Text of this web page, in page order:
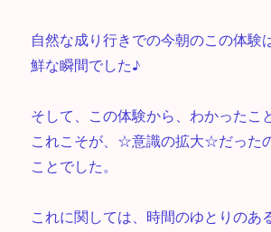
自然な成り行きでの今朝のこの体験
鮮な瞬間でした♪
そして、この体験から、わかったこ
これこそが、☆意識の拡大☆だった
ことでした。
これに関しては、時間のゆとりのあ